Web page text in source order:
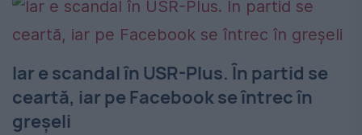
Iar e scandal în USR-Plus. În partid se
ceartă, iar pe Facebook se întrec în
greșeli